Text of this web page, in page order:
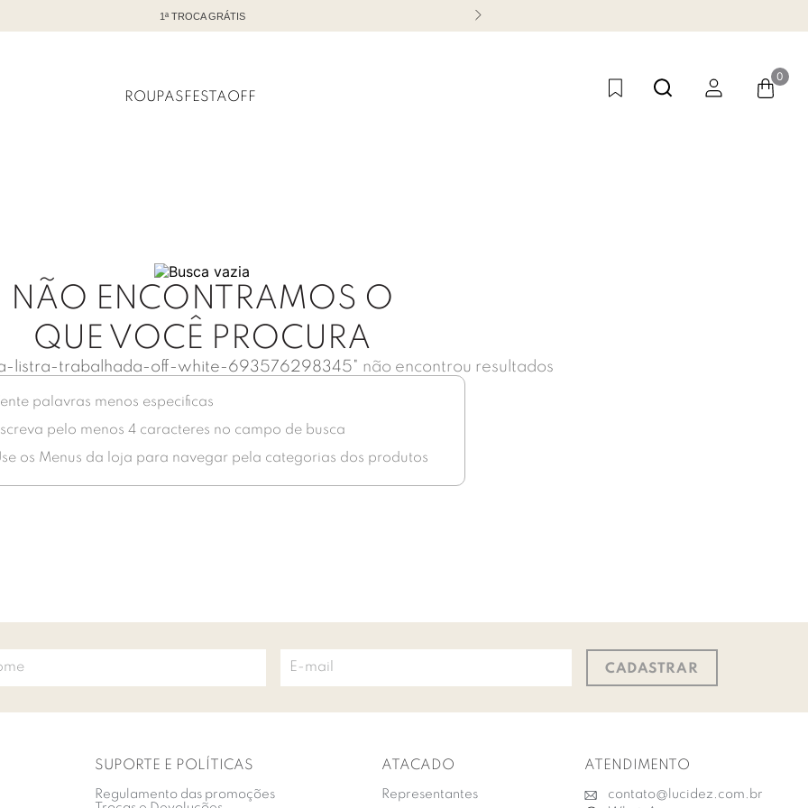
1ª TROCA GRÁTIS
ROUPASFESTAOFF
0
NÃO ENCONTRAMOS O
QUE VOCÊ PROCURA
listra-trabalhada-off-white-693576298345" não encontrou resultados
Tente palavras menos especificas
pelo menos 4 caracteres no campo de busca
os Menus da loja para navegar pela categorias dos produtos
CADASTRAR
SUPORTE E POLÍTICAS
Regulamento das promoções
ATACADO
Representantes
ATENDIMENTO
contato@lucidez.com.br